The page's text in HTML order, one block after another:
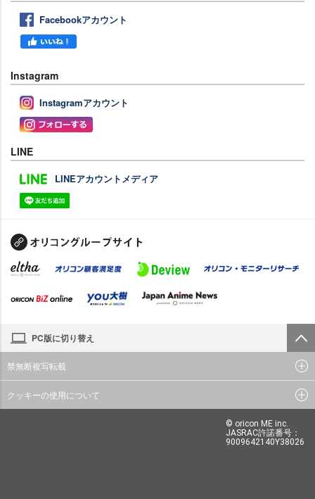
Facebookアカウント
Instagram
Instagramアカウント
LINE
LINEアカウントメディア
PC版に切り替え
禁無断複写転載
クッキーの使用について
© oricon ME inc.
JASRAC許諾番号：
9009642140Y38026